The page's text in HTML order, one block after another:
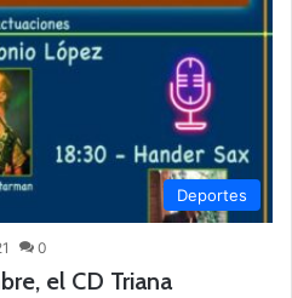
Deportes
0
el CD Triana